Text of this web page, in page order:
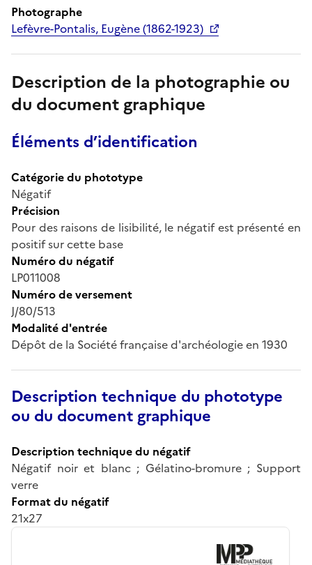
Photographe
Lefèvre-Pontalis, Eugène (1862-1923)
Description de la photographie ou
du document graphique
Éléments d’identification
Catégorie du phototype
Négatif
Précision
Pour des raisons de lisibilité, le négatif est présenté en
positif sur cette base
Numéro du négatif
LP011008
Numéro de versement
J/80/513
Modalité d'entrée
Dépôt de la Société française d'archéologie en 1930
Description technique du phototype
ou du document graphique
Description technique du négatif
Négatif noir et blanc ; Gélatino-bromure ; Support
verre
Format du négatif
21x27